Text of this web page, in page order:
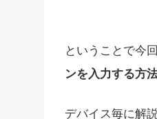
ということで今
ンを入力する方
デバイス毎に解